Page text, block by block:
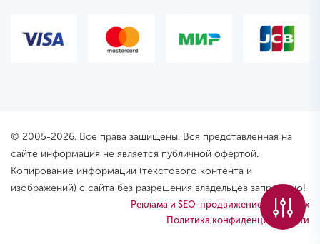
© 2005-2026. Все права защищены. Вся представленная на
сайте информация не является публичной офертой.
Копирование информации (текстового контента и
изображений) с сайта без разрешения владельцев запрещено!
Реклама и SEO-продвижение – PixelPlex
Политика конфиденциальности